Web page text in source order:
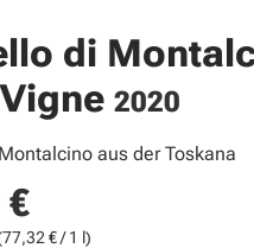
di
2020
aus der Toskana
€
€ / 1 l)